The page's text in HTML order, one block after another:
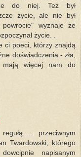
do niej. Też był
życie, ale nie był
wyznaje że
życie. .
ci poeci, którzy znajdą
doświadczenia - zła,
mają więcej nam do
przeciwnym
Twardowski, którego
napisanym